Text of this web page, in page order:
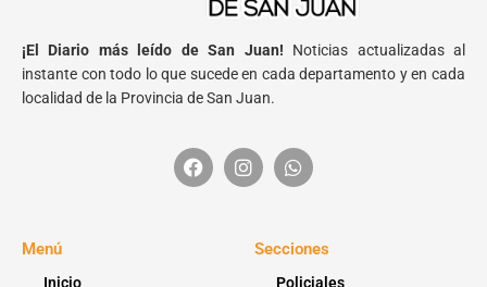
¡El Diario más leído de San Juan! Noticias actualizadas al
instante con todo lo que sucede en cada departamento y en cada
localidad de la Provincia de San Juan.
Menú
Inicio
Secciones
Policiales